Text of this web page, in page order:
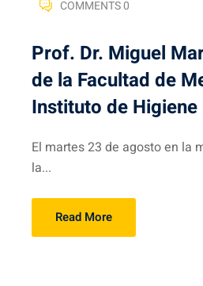
COMMENTS 0
Prof. Dr. Miguel
de la Facultad de
Instituto de Higiene
El martes 23 de agosto en la
la...
Read More